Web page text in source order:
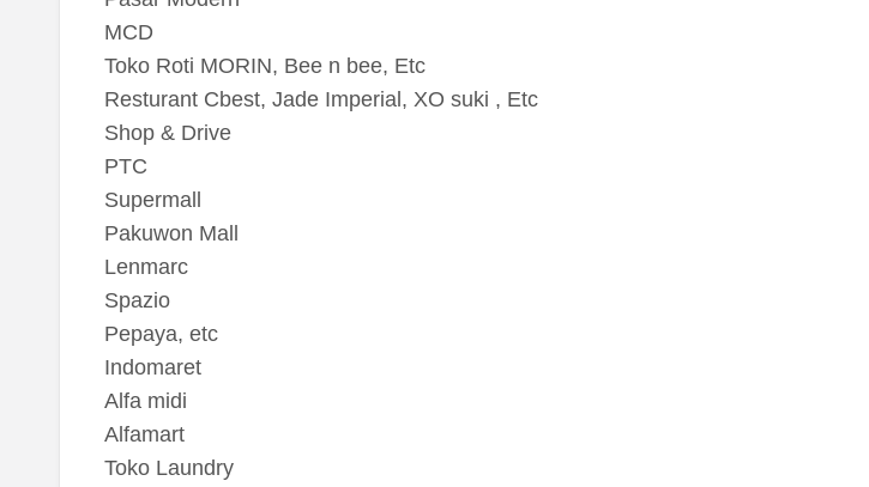
MCD
Toko Roti MORIN, Bee n bee, Etc
Resturant Cbest, Jade Imperial, XO suki , Etc
Shop & Drive
PTC
Supermall
Pakuwon Mall
Lenmarc
Spazio
Pepaya, etc
Indomaret
Alfa midi
Alfamart
Toko Laundry